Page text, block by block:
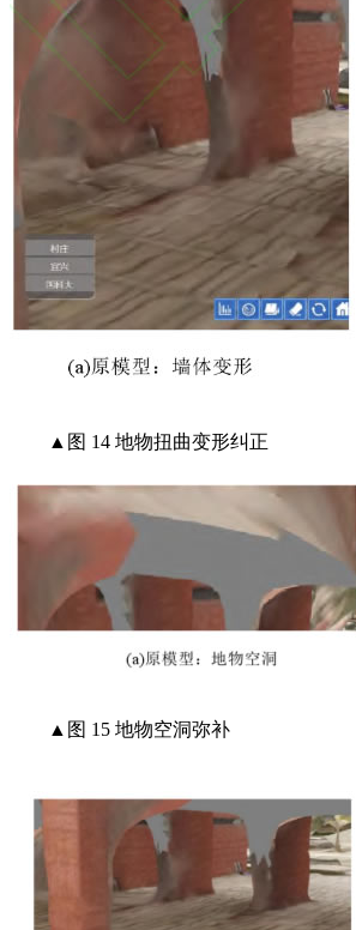
▲图 14 地物扭曲变形纠正
▲图 15 地物空洞弥补